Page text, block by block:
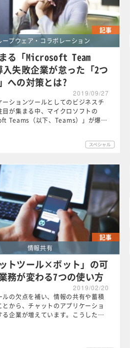
クリア
記事
ープウェア・コラボレーション
る「Microsoft Team
失敗企業が怠った「2つ
への対策とは?
2019/09/27
ーションツールとしてのビジネスチ
目が集まる中、マイクロソフトの
Teams（以下、Teams）」が爆…
記事
情報共有
ットツール×ボット」の可
務が変わる7つの使い方
2019/02/20
ルの欠点を補い、情報の共有や蓄積
とから、チャットのアプリケーショ
る企業が増えています。こうした…